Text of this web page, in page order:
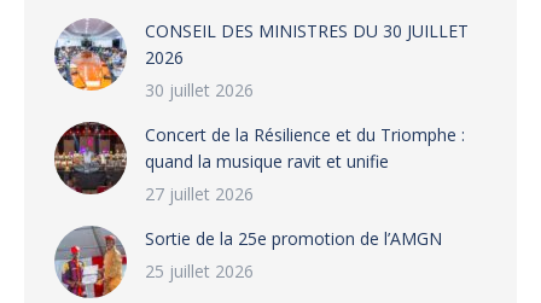
CONSEIL DES MINISTRES DU 30 JUILLET
2026
30 juillet 2026
‎​Concert de la Résilience et du Triomphe :
quand la musique ravit et unifie
27 juillet 2026
‎Sortie de la 25e promotion de l’AMGN
25 juillet 2026